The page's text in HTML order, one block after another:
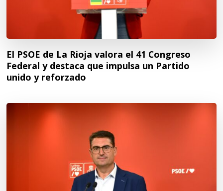
El PSOE de La Rioja valora el 41 Congreso
Federal y destaca que impulsa un Partido
unido y reforzado